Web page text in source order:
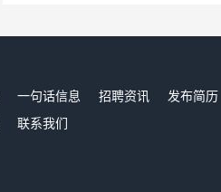
一句话信息 招聘资讯 发布简历
联系我们